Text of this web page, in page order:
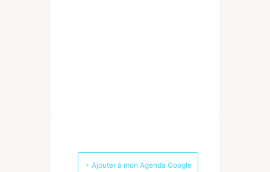
+ Ajouter à mon Agenda Google